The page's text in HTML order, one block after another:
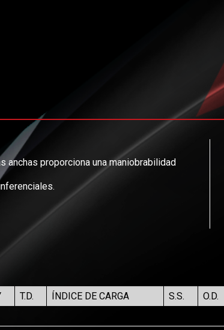
anchas proporciona una maniobrabilidad
T.D. ÍNDICE DE CARGA S.S. O.D.